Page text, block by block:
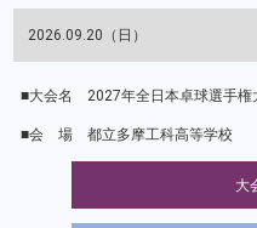
2026.09.20（日）
2027年全日本卓球選手
都立多摩工科高等学校
大